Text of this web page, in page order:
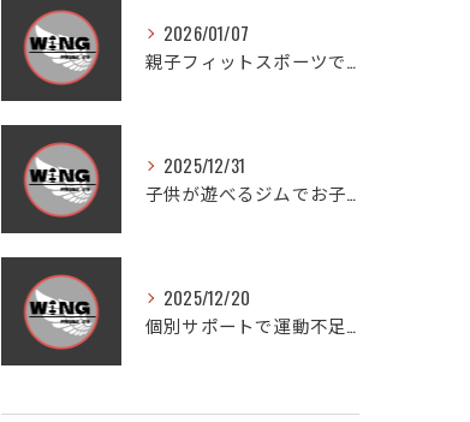
2026/01/07
親子フィットスポーツで愛知県豊田市木瀬町の笑顔と健康を体感しよう
2025/12/31
子供が遊べるジムでお子様連れも安心ダイエットと家族の健康習慣を実現する方法
2025/12/20
個別サポートで運動不足を徹底改善する方法